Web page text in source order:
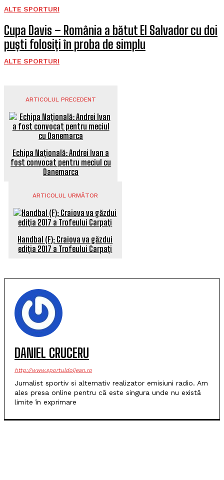
ALTE SPORTURI
Cupa Davis – România a bătut El Salvador cu doi
puști folosiți în proba de simplu
ALTE SPORTURI
ARTICOLUL PRECEDENT
Echipa Națională: Andrei Ivan a
fost convocat pentru meciul cu
Danemarca
ARTICOLUL URMĂTOR
Handbal (F): Craiova va găzdui
ediția 2017 a Trofeului Carpați
DANIEL CRUCERU
http://www.sportuldoljean.ro
Jurnalist sportiv si alternativ realizator emisiuni radio. Am
ales presa online pentru că este singura unde nu există
limite în exprimare